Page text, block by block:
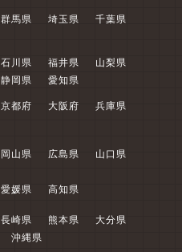
群馬県 埼玉県
千葉県
石川県 福井県
山梨県
静岡県 愛知県
京都府 大阪府
兵庫県
岡山県 広島県 山口県
愛媛県 高知県
長崎県 熊本県
大分県
沖縄県